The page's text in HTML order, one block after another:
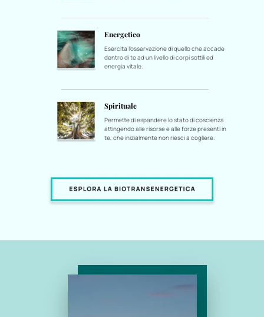
Energetico
Esercita l'osservazione di quello che accade
dentro di te ad un livello di corpi sottili ed
energia vitale.
Spirituale
Permette di espandere lo stato di coscienza
attingendo alle risorse e alle forze presenti in
te, che inizialmente non riesci a cogliere.